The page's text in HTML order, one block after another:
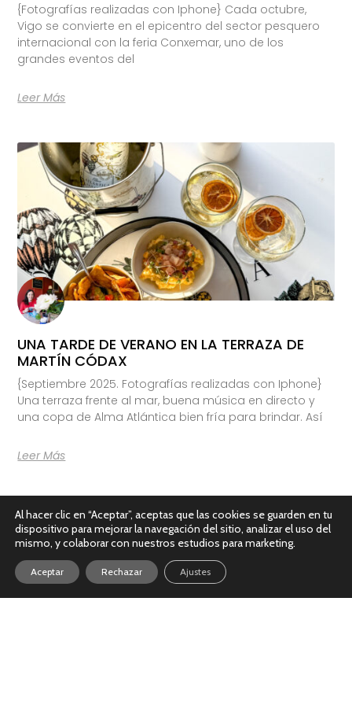
{Fotografías realizadas con Iphone} Cada octubre,
Vigo se convierte en el epicentro del sector pesquero
internacional con la feria Conxemar, uno de los
grandes eventos del
Leer Más
UNA TARDE DE VERANO EN LA TERRAZA DE
MARTÍN CÓDAX
{Septiembre 2025. Fotografías realizadas con Iphone}
Una terraza frente al mar, buena música en directo y
una copa de Alma Atlántica bien fría para brindar. Así
Leer Más
Al hacer clic en “Aceptar”, aceptas que las cookies se guarden en tu
dispositivo para mejorar la navegación del sitio, analizar el uso del
mismo, y colaborar con nuestros estudios para marketing.
Aceptar Rechazar Ajustes